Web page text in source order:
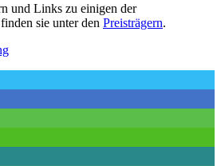
und Links zu einigen der
sie unter den Preisträgern.